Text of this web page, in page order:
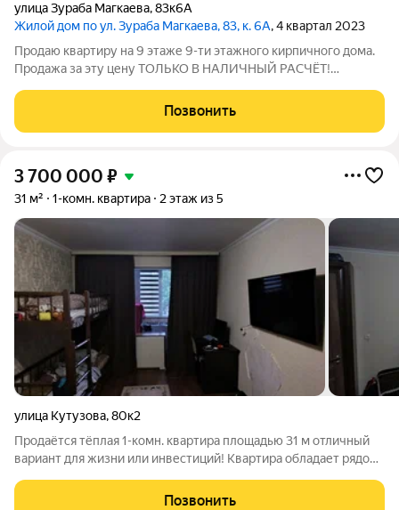
улица Зураба Магкаева,83к6А
Жилой дом по ул. Зураба Магкаева, 83, к. 6А, 4 квартал 2023
Продаю квартиру на 9 этаже 9-ти этажного кирпичного дома.
Продажа за эту цену ТОЛЬКО В НАЛИЧНЫЙ РАСЧЁТ!
точка почти 6 метров. Свободная планировка. Есть также
возможность построить
Позвонить
3 700 000 ₽
31 м² 1-комн. квартира 2 этаж из 5
улица Кутузова,80к2
Продаётся тёплая 1-комн. квартира площадью 31 м отличный
вариант для жизни или инвестиций! Квартира обладает рядом
без шума (окна во двор). Детская площадка, парковка,
Позвонить